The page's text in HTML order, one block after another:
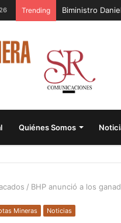
Trending Biministro
Quiénes Somos
/ BHP anunció a los
Mineras Noticias